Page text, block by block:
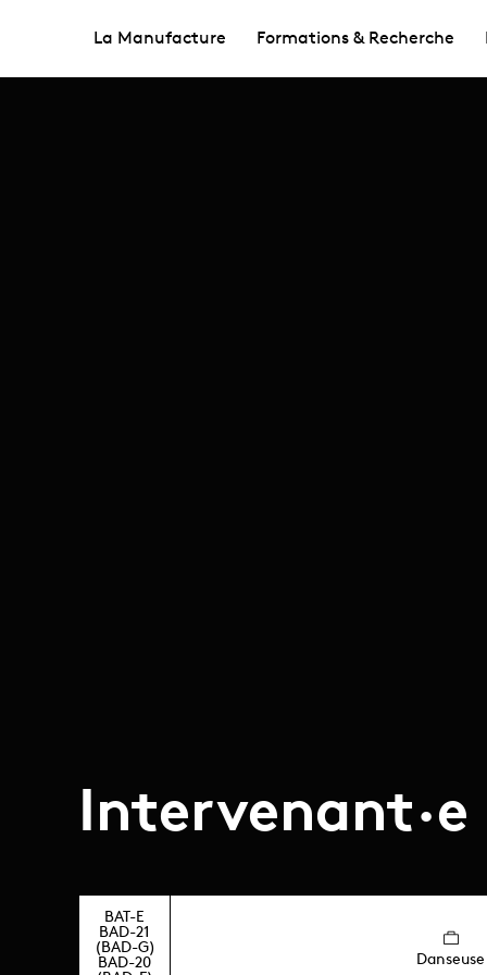
La Manufacture Formations & Recherche
Intervenant·e
BAT-E
BAD-21
(BAD-G)
BAD-20
Danseuse